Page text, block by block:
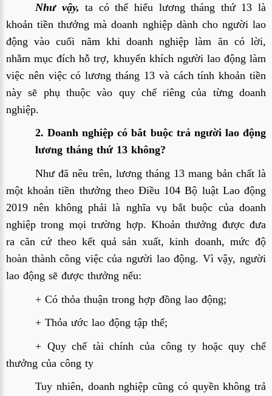
Như vậy,ta có thể hiểu lương tháng thứ 13 là
khoản tiền thưởng mà doanh nghiệp dành cho người lao
động vào cuối năm khi doanh nghiệp làm ăn có lời,
nhằm mục đích hỗ trợ, khuyến khích người lao động làm
việc nên việc có lương tháng 13 và cách tính khoản tiền
này sẽ phụ thuộc vào quy chế riêng của từng doanh
nghiệp.
2. Doanh nghiệp có bắt buộc trả người lao động
lương tháng thứ 13 không?
Như đã nêu trên, lương tháng 13 mang bản chất là
một khoản tiền thưởng theo Điều 104 Bộ luật Lao động
2019 nên không phải là nghĩa vụ bắt buộc của doanh
nghiệp trong mọi trường hợp. Khoản thưởng được đưa
ra căn cứ theo kết quả sản xuất, kinh doanh, mức độ
hoàn thành công việc của người lao động. Vì vậy, người
lao động sẽ được thưởng nếu:
+ Có thỏa thuận trong hợp đồng lao động;
+ Thỏa ước lao động tập thể;
+ Quy chế tài chính của công ty hoặc quy chế
thưởng của công ty
Tuy nhiên, doanh nghiệp cũng có quyền không trả